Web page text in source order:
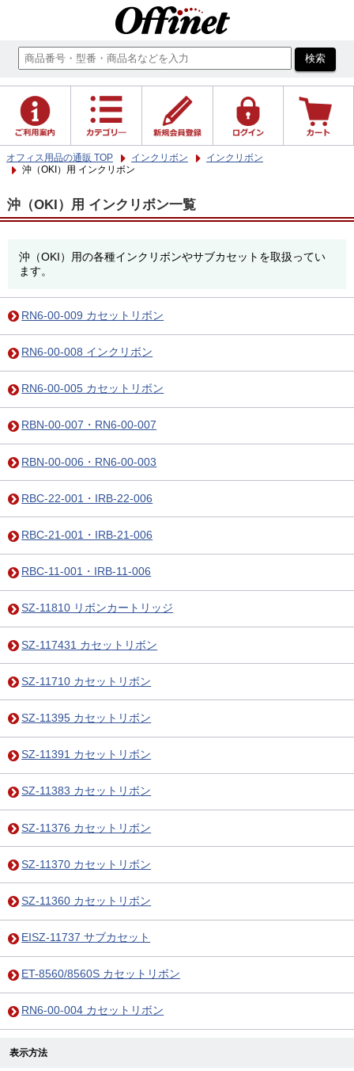
オフィス用品の通販 TOP インクリボン
インクリボン
沖（OKI）用 インクリボン
沖（OKI）用 インクリボン一覧
沖（OKI）用の各種インクリボンやサブカセットを取扱ってい
ます。
RN6-00-009 カセットリボン
RN6-00-008 インクリボン
RN6-00-005 カセットリボン
RBN-00-007・RN6-00-007
RBN-00-006・RN6-00-003
RBC-22-001・IRB-22-006
RBC-21-001・IRB-21-006
RBC-11-001・IRB-11-006
SZ-11810 リボンカートリッジ
SZ-117431 カセットリボン
SZ-11710 カセットリボン
SZ-11395 カセットリボン
SZ-11391 カセットリボン
SZ-11383 カセットリボン
SZ-11376 カセットリボン
SZ-11370 カセットリボン
SZ-11360 カセットリボン
EISZ-11737 サブカセット
ET-8560/8560S カセットリボン
RN6-00-004 カセットリボン
表示方法